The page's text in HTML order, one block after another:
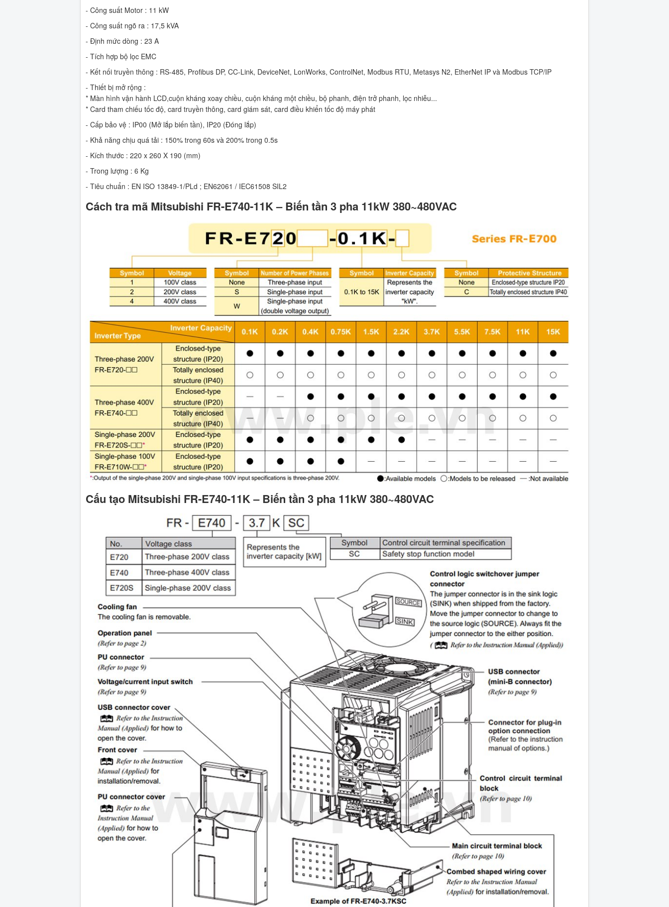
- Công suất Motor : 11 kW
- Công suất ngõ ra : 17,5 kVA
- Định mức dòng : 23 A
- Tích hợp bộ lọc EMC
- Kết nối truyền thông : RS-485, Profibus DP, CC-Link, DeviceNet, LonWorks, ControlNet, Modbus RTU, Metasys N2, EtherNet IP và Modbus TCP/IP
- Thiết bị mở rộng :
* Màn hình vận hành LCD,cuộn kháng xoay chiều, cuộn kháng một chiều, bộ phanh, điện trở phanh, lọc nhiễu...
* Card tham chiếu tốc độ, card truyền thông, card giám sát, card điều khiển tốc độ máy phát
- Cấp bảo vệ : IP00 (Mở lắp biến tần), IP20 (Đóng lắp)
- Khả năng chịu quá tải : 150% trong 60s và 200% trong 0.5s
- Kích thước : 220 x 260 X 190 (mm)
- Trong lượng : 6 Kg
- Tiêu chuẩn : EN ISO 13849-1/PLd ; EN62061 / IEC61508 SIL2
Cách tra mã Mitsubishi FR-E740-11K – Biến tần 3 pha 11kW 380~480VAC
Cấu tạo Mitsubishi FR-E740-11K – Biến tần 3 pha 11kW 380~480VAC